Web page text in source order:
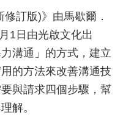
修訂版)》由馬歇爾．
1日由光啟文化出
溝通」的方式，建立
的方法來改善溝通技
與請求四個步驟，幫
解。